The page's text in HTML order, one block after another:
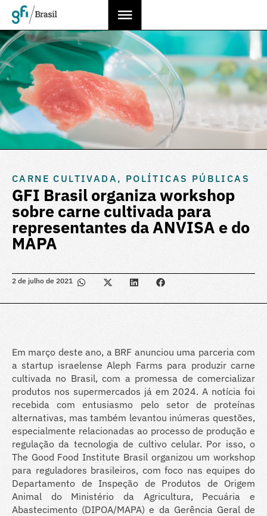
CARNE CULTIVADA , POLÍTICAS PÚBLICAS
GFI Brasil organiza workshop
sobre carne cultivada para
representantes da ANVISA e do
MAPA
2 de julho de 2021
Em março deste ano, a BRF anunciou uma parceria com
a startup israelense Aleph Farms para produzir carne
cultivada no Brasil, com a promessa de comercializar
produtos nos supermercados já em 2024. A notícia foi
recebida com entusiasmo pelo setor de proteínas
alternativas, mas também levantou inúmeras questões,
especialmente relacionadas ao processo de produção e
regulação da tecnologia de cultivo celular. Por isso, o
The Good Food Institute Brasil organizou um workshop
para reguladores brasileiros, com foco nas equipes do
Departamento de Inspeção de Produtos de Origem
Animal do Ministério da Agricultura, Pecuária e
Abastecimento (DIPOA/MAPA) e da Gerência Geral de